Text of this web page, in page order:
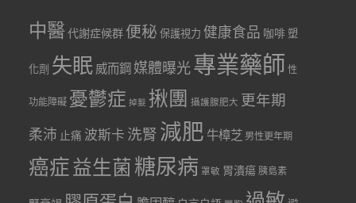
中醫代謝症候群 便秘 保護視力 健康食品 咖啡 塑
化劑 失眠 威而鋼 媒體曝光專業藥師 性
功能障礙 憂鬱症 掉髮 揪團 攝護腺肥大 更年期
柔沛 止痛 波斯卡 洗腎 減肥 牛樟芝 男性更年期
癌症益生菌 糖尿病 罩敏 胃潰瘍 胰島素